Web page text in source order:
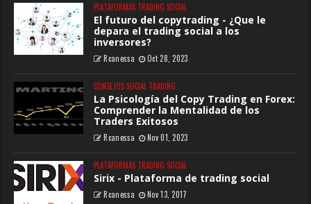
PLATAFORMAS TRADING SOCIAL
El futuro del copytrading - ¿Que le
depara el trading social a los
inversores?
Rcanessa Oct 28, 2023
CONSEJOS SOCIAL TRADING
La Psicología del Copy Trading en Forex:
Comprender la Mentalidad de los
Traders Exitosos
Rcanessa Nov 01, 2023
PLATAFORMAS TRADING SOCIAL
Sirix - Plataforma de trading social
Rcanessa Nov 13, 2017